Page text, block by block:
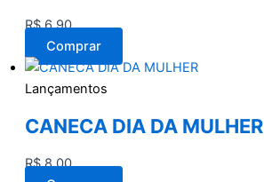
R$6,90
Comprar
Lançamentos
CANECA DIA DA MULHER
R$8,00